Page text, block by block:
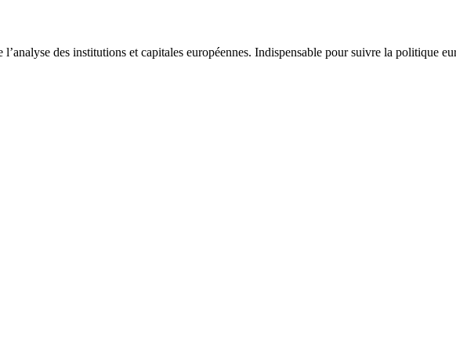
des institutions et capitales européennes. Indispensable pour suivre la politique